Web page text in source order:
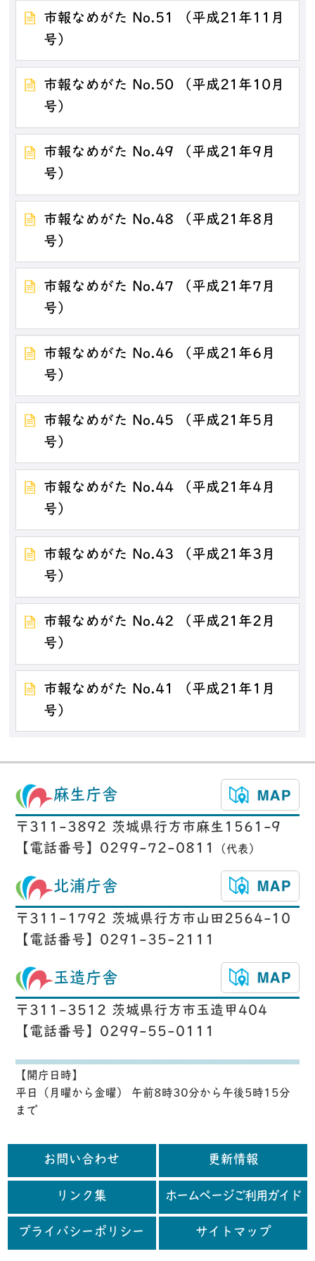
市報なめがた No.51 （平成21年11月
号）
市報なめがた No.50 （平成21年10月
号）
市報なめがた No.49 （平成21年9月
号）
市報なめがた No.48 （平成21年8月
号）
市報なめがた No.47 （平成21年7月
号）
市報なめがた No.46 （平成21年6月
号）
市報なめがた No.45 （平成21年5月
号）
市報なめがた No.44 （平成21年4月
号）
市報なめがた No.43 （平成21年3月
号）
市報なめがた No.42 （平成21年2月
号）
市報なめがた No.41 （平成21年1月
号）
麻生庁舎
〒311-3892 茨城県行方市麻生1561-9
【電話番号】0299-72-0811
（代表）
北浦庁舎
〒311-1792 茨城県行方市山田2564-10
【電話番号】0291-35-2111
玉造庁舎
〒311-3512 茨城県行方市玉造甲404
【電話番号】0299-55-0111
【開庁日時】
平日（月曜から金曜） 午前8時30分から午後5時15分
まで
お問い合わせ 更新情報
リンク集 ホームページご利用ガイド
プライバシーポリシー サイトマップ